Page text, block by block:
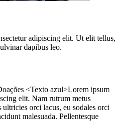
adipiscing elit. Ut elit tellus,
dapibus leo.